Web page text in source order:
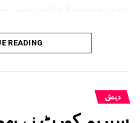
دوسری ریاستوں میں
امکانات ہیں۔آسام میں
گجرات میں دو دنوں کی بارش
یہاں بھی ہائی الرٹ جاری
READING
دیش